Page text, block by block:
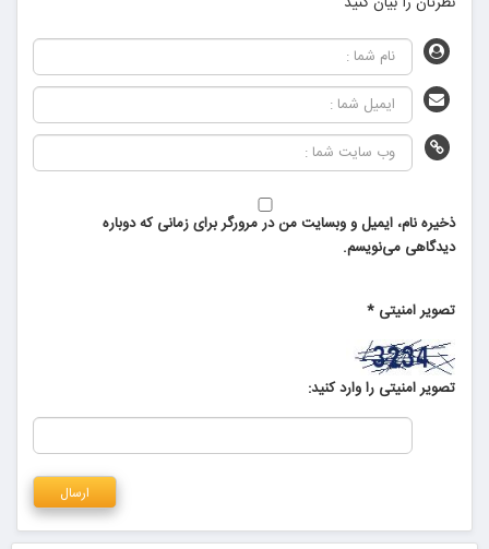
ذخیره نام، ایمیل و وبسایت من در مرورگر برای زمانی که دوباره
دیدگاهی می‌نویسم.
تصویر امنیتی *
تصویر امنیتی را وارد کنید: